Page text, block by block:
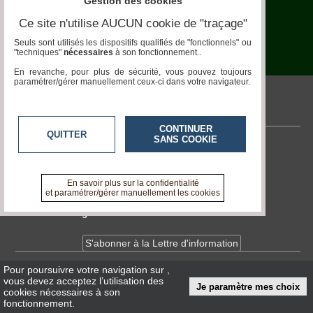
Aquariophilie
Chats
Chiens
Elevage-
Legislation
pronatura.acteurs-locaux.fr
Contactez-nous
A propos de pronatura.acteurs-locaux.fr
Devenir délégué
S'abonner à la Lettre d'information
InfosCNIL/RGPD
Conditions Générales d'Utilisation
Pour poursuivre votre navigation sur
vous devez acceptez l’utilisation des
cookies nécessaires à son
fonctionnement.
Je paramètre mes choix
Ce site n'utilise AUCUN cookie de "traçage"
Seuls sont utilisés les dispositifs qualifiés de "fonctionnels" ou
"techniques" nécessaires à son fonctionnement..
En revanche, pour plus de sécurité, vous pouvez toujours
paramétrer/gérer manuellement ceux-ci dans votre navigateur.
QUITTER
CONTINUER
SANS COOKIE
En savoir plus sur la confidentialité
et paramétrer/gérer manuellement les cookies